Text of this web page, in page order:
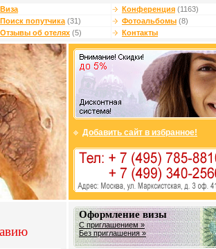
Виза Конференция (1163)
Поиск попутчика (31) Фотоальбомы (8)
Отзывы об отелях (5) Контакты
Добавить сайт в избранное!
Оформление визы
С приглашением »
Без приглашения »